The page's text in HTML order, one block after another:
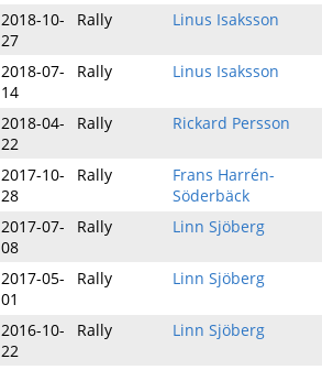
2018-10-
27
Rally Linus Isaksson
2018-07-
14
Rally Linus Isaksson
2018-04-
22
Rally Rickard Persson
2017-10-
28
Rally
Frans Harrén-
Söderbäck
2017-07-
08
Rally Linn Sjöberg
2017-05-
01
Rally Linn Sjöberg
2016-10-
22
Rally Linn Sjöberg